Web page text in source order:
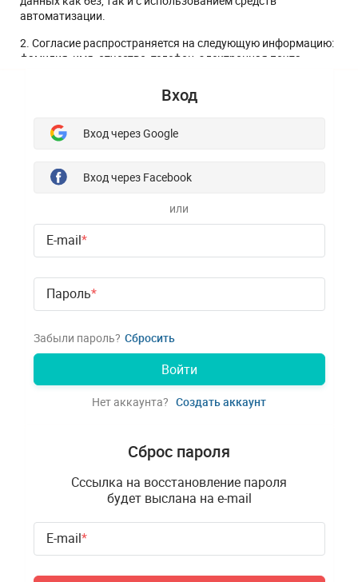
автоматизации.
2. Согласие распространяется на следующую информацию:
фамилия, имя, отчество, телефон, электронная почта.
целях предоставления Пользователю ответа на заявку,
договорам, осуществления клиентской поддержки,
информирования об услугах, которые, по мнению
проведения опросов и маркетинговых исследований.
4. Пользователь, предоставляет Оператору право
персональными данными: сбор, запись, систематизация,
накопление, хранение, уточнение (обновление, изменение),
уничтожение, передача третьим лицам, с согласия субъекта
персональных данных и соблюдением мер,
обеспечивающих защиту персональных данных от
5. Персональные данные обрабатываются Оператором до
завершения всех необходимых процедур. Также обработка
может быть прекращена по запросу Пользователя на
электронную почту:info@alisa-ua.com
прекращения обработки персональных данных по
причинам, указанным в п.5 данного документа.
Вход
Вход через Google
Вход через Facebook
или
E-mail
Пароль
Забыли пароль? Сбросить
Войти
Нет аккаунта? Создать аккаунт
Сброс пароля
Сссылка на восстановление пароля
будет выслана на e-mail
E-mail